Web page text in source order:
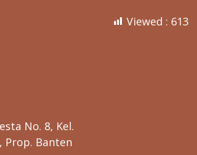
No. 8, Kel.
Prop. Banten
Viewed : 613